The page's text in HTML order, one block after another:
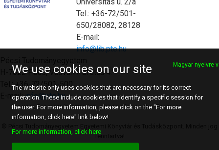
Tel.: +36-72/501-
650/28082, 28128
E-mail:
info@lib.pte.hu
H-7622 Pécs, Vasvári Pál utca 4.
Tel.: +36-72/501-500
E-mail:info@pte.hu
fenntartva!
We use cookies on our site Magyar nyelvre
The website only uses cookies that are necessary for its correct
operation. These include cookies that identify a specific session for
the user. For more information, please click on the "For more
information, click here" link below!
For more information, click here